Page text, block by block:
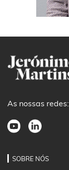
As nossas redes:
SOBRE NÓS